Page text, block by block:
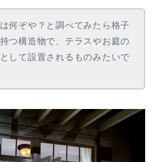
何ぞや？と調べてみたら格子
つ構造物で、テラスやお庭の
して設置されるものみたいで